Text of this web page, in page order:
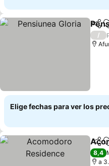
/
Elige fechas para ver los
8,4
a